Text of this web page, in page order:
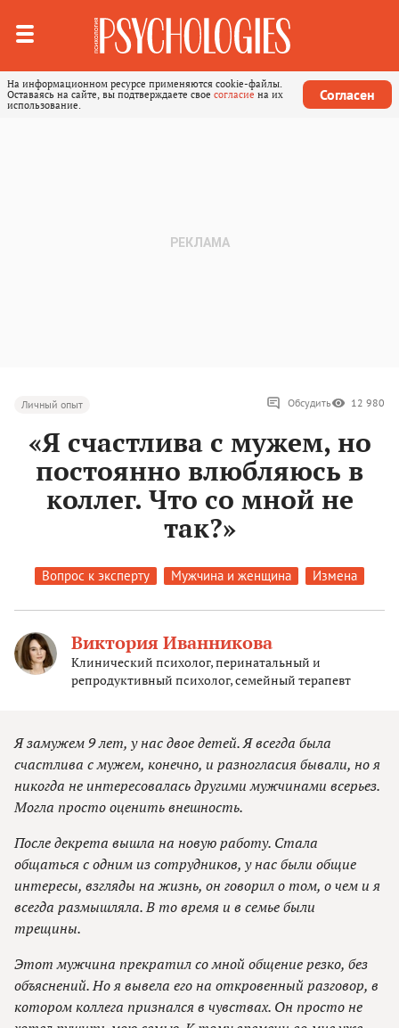
На информационном ресурсе применяются cookie-файлы.
Оставаясь на сайте, вы подтверждаете свое согласие на их
использование.
Согласен
Личный опыт Обсудить 12 980
«Я счастлива с мужем, но
постоянно влюбляюсь в
коллег. Что со мной не
так?»
Вопрос к эксперту Мужчина и женщина Измена
Виктория Иванникова
Клинический психолог, перинатальный и
репродуктивный психолог, семейный терапевт
Я замужем 9 лет, у нас двое детей. Я всегда была
счастлива с мужем, конечно, и разногласия бывали, но я
никогда не интересовалась другими мужчинами всерьез.
Могла просто оценить внешность.
После декрета вышла на новую работу. Стала
общаться с одним из сотрудников, у нас были общие
интересы, взгляды на жизнь, он говорил о том, о чем и я
всегда размышляла. В то время и в семье были
трещины.
Этот мужчина прекратил со мной общение резко, без
объяснений. Но я вывела его на откровенный разговор, в
котором коллега признался в чувствах. Он просто не